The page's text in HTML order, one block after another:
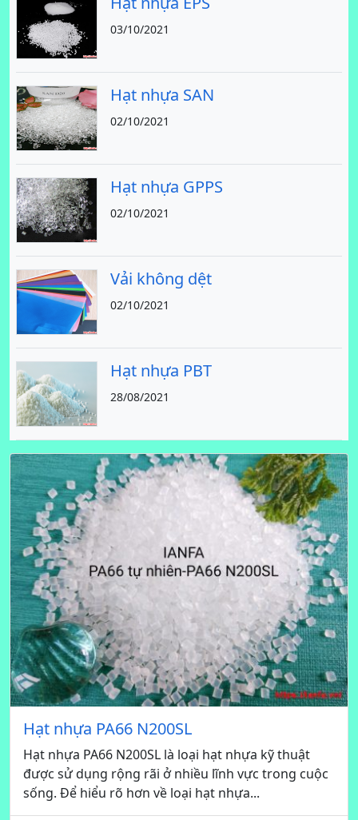
03/10/2021
Hạt nhựa SAN
02/10/2021
Hạt nhựa GPPS
02/10/2021
Vải không dệt
02/10/2021
Hạt nhựa PBT
28/08/2021
Hạt nhựa PA66 N200SL
Hạt nhựa PA66 N200SL là loại hạt nhựa kỹ thuật
được sử dụng rộng rãi ở nhiều lĩnh vực trong cuộc
sống. Để hiểu rõ hơn về loại hạt nhựa...